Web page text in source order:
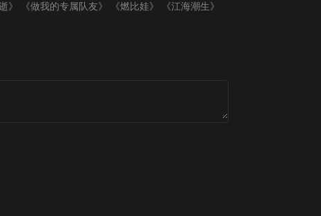
》 《做我的专属队友》 《燃比娃》
《江海潮生》